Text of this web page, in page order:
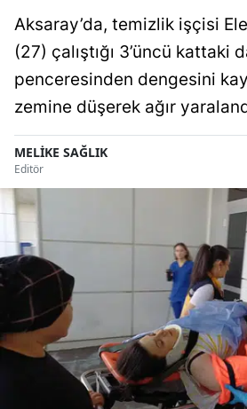
Aksaray’da, temizlik işçisi
(27) çalıştığı 3’üncü kattaki
penceresinden dengesini
zemine düşerek ağır
MELİKE SAĞLIK
Editör